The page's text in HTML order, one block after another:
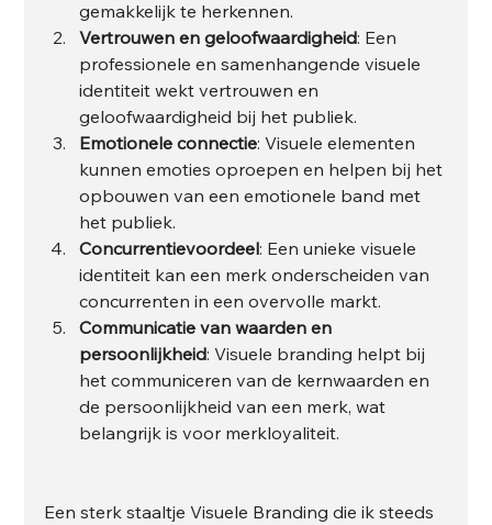
gemakkelijk te herkennen.
Vertrouwen en geloofwaardigheid: Een
professionele en samenhangende visuele
identiteit wekt vertrouwen en
geloofwaardigheid bij het publiek.
Emotionele connectie: Visuele elementen
kunnen emoties oproepen en helpen bij het
opbouwen van een emotionele band met
het publiek.
Concurrentievoordeel: Een unieke visuele
identiteit kan een merk onderscheiden van
concurrenten in een overvolle markt.
Communicatie van waarden en
persoonlijkheid: Visuele branding helpt bij
het communiceren van de kernwaarden en
de persoonlijkheid van een merk, wat
belangrijk is voor merkloyaliteit.
Een sterk staaltje Visuele Branding die ik steeds